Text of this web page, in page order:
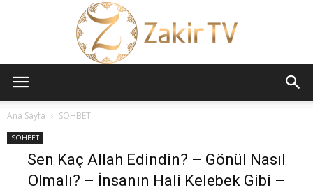
TV
Ana Sayfa SOHBET
SOHBET
Sen Kaç Allah Edindin? – Gönül Nasıl
Olmalı? – İnsanın Hali Kelebek Gibi –